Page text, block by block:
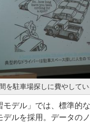
を駐車場探しに費やして
デル」では、標準的
デルを採用。データの